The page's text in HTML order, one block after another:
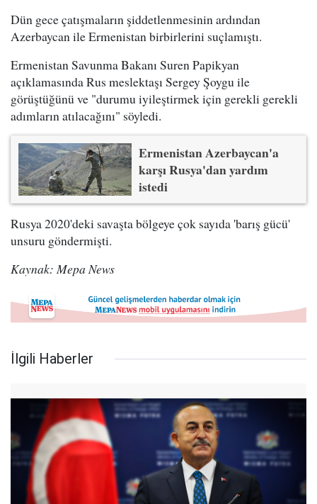
Dün gece çatışmaların şiddetlenmesinin ardından
Azerbaycan ile Ermenistan birbirlerini suçlamıştı.
Ermenistan Savunma Bakanı Suren Papikyan
açıklamasında Rus meslektaşı Sergey Şoygu ile
görüştüğünü ve "durumu iyileştirmek için gerekli gerekli
adımların atılacağını" söyledi.
Ermenistan Azerbaycan'a
karşı Rusya'dan yardım
istedi
Rusya 2020'deki savaşta bölgeye çok sayıda 'barış gücü'
unsuru göndermişti.
Kaynak: Mepa News
İlgili Haberler